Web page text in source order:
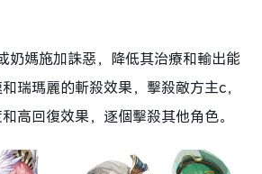
奶媽施加誅惡，降低其治療和輸出能
瑞瑪麗的斬殺效果，擊殺敵方主c，
高回復效果，逐個擊殺其他角色。